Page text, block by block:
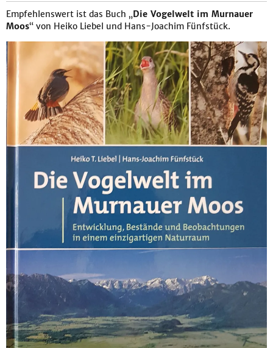
Empfehlenswert ist das Buch „Die Vogelwelt im Murnauer
Moos“ von Heiko Liebel und Hans-Joachim Fünfstück.